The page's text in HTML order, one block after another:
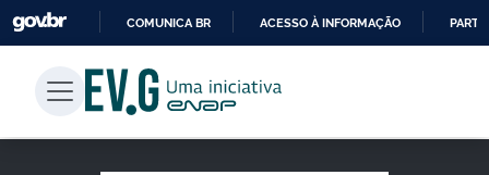
PARA
CONTEÚDO
COMUNICA BR ACESSO À INFORMAÇÃO